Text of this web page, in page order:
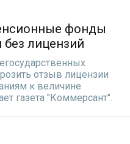
фонды
без лицензий
отзыв лицензии
к величине
газета "Коммерсант".